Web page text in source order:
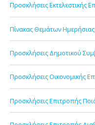
Προσκλήσεις Εκτελεστικής
Πίνακας Θεμάτων
Προσκλήσεις Δημοτικού
Προσκλήσεις Οικονομικής
Προσκλήσεις Επιτροπής